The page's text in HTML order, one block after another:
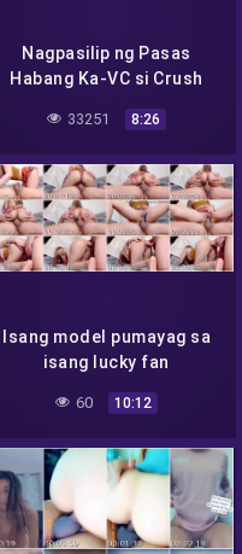
Nagpasilip ng Pasas
Habang Ka-VC si Crush
33251 8:26
Isang model pumayag sa
isang lucky fan
60 10:12